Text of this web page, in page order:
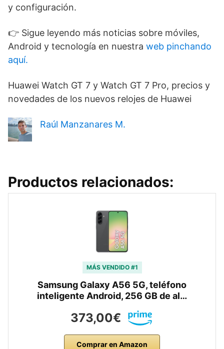
y configuración.
👉 Sigue leyendo más noticias sobre móviles,
Android y tecnología en nuestra web pinchando
aquí.
Huawei Watch GT 7 y Watch GT 7 Pro, precios y
novedades de los nuevos relojes de Huawei
Raúl Manzanares M.
Productos relacionados:
MÁS VENDIDO #1
Samsung Galaxy A56 5G, teléfono
inteligente Android, 256 GB de al…
373,00€
Comprar en Amazon